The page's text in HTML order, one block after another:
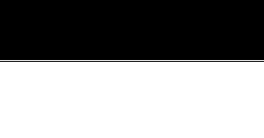
& Ceket
Ayakkabı & Sneaker